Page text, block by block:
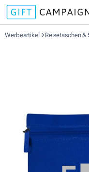
Werbeartikel Reisetaschen